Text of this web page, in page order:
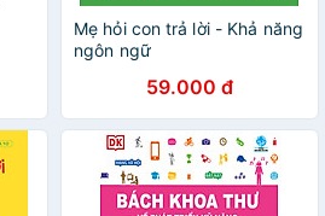
Mẹ hỏi con trả lời - Khả năng
ngôn ngữ
59.000 đ